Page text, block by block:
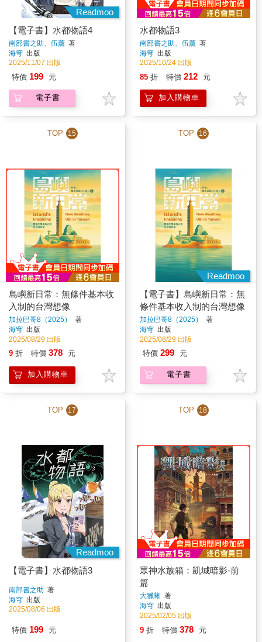
Readmoo
【電子書】水都物語4
南部書之助、伍薰 著
海穹 出版
2025/11/07 出版
特價 199 元
電子書
水都物語3
南部書之助、伍薰 著
海穹 出版
2025/10/24 出版
85 折 特價 212 元
加入購物車
TOP 15
島嶼新日常：無條件基本收
入制的台灣想像
加拉巴哥8（2025）
著
海穹 出版
2025/08/29 出版
9 折 特價 378 元
加入購物車
TOP 16
Readmoo
【電子書】島嶼新日常：無
條件基本收入制的台灣想像
加拉巴哥8（2025）
著
海穹 出版
2025/08/29 出版
特價 299 元
電子書
TOP 17
Readmoo
【電子書】水都物語3
南部書之助 著
海穹 出版
2025/08/06 出版
特價 199 元
TOP 18
眾神水族箱：凱城暗影-前
篇
大獵蜥 著
海穹 出版
2025/02/05 出版
9 折 特價 378 元